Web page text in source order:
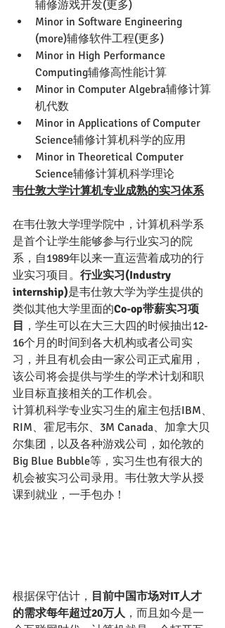
辅修游戏开发(更多)
Minor in Software Engineering
(more)辅修软件工程(更多)
Minor in High Performance
Computing辅修高性能计算
Minor in Computer Algebra辅修计算
机代数
Minor in Applications of Computer
Science辅修计算机科学的应用
Minor in Theoretical Computer
Science辅修计算机科学理论
韦仕敦大学计算机专业成熟的实习体系
在韦仕敦大学理学院中，计算机科学系
是首个让学生能够参与行业实习的院
系，自1989年以来一直运营着成功的行
业实习项目。 行业实习(Industry
internship)是韦仕敦大学为学生提供的
类似其他大学里面的Co-op带薪实习项
目 ，学生可以在大三大四的时候抽出12-
16个月的时间到各大机构或者公司实
习，并且有机会由一家公司正式雇用，
该公司将会提供与学生的学术计划和职
业目标直接相关的工作机会。
计算机科学专业实习生的雇主包括IBM、
RIM、霍尼韦尔、3M Canada、加拿大贝
尔集团，以及各种游戏公司，如伦敦的
Big Blue Bubble等，实习生也有很大的
机会被实习公司录用。韦仕敦大学从授
课到就业，一手包办！
根据保守估计， 目前中国市场对IT人才
的需求每年超过20万人，而且如今是一